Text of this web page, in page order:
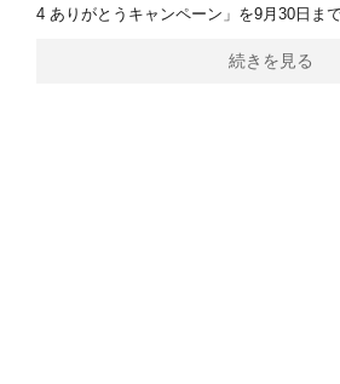
4 ありがとうキャンペーン」を9月30日ま
続きを見る